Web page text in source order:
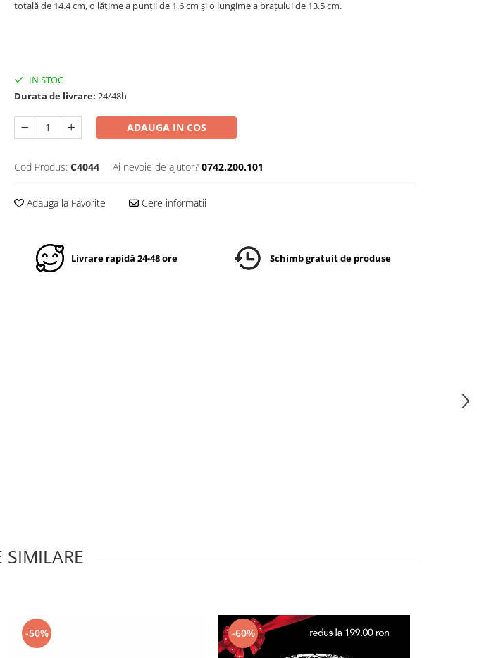
totală de 14.4 cm, o lățime a punții de 1.6 cm și o lungime a brațului de 13.5 cm.
IN STOC
Durata de livrare: 24/48h
ADAUGA IN COS
Cod Produs: C4044 Ai nevoie de ajutor? 0742.200.101
Adauga la Favorite Cere informatii
Livrare rapidă 24-48 ore Schimb gratuit de produse
SIMILARE
-50% -60%